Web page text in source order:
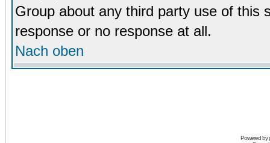
Group about any third party use of this
response or no response at all.
Nach oben
Powered by